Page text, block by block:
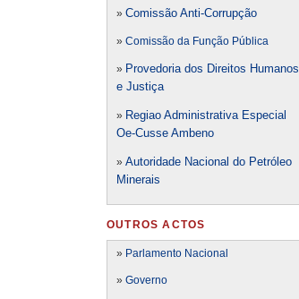
» Comissão Anti-Corrupção
» Comissão da Função Pública
» Provedoria dos Direitos Humanos
e Justiça
» Regiao Administrativa Especial
Oe-Cusse Ambeno
» Autoridade Nacional do Petróleo
Minerais
OUTROS ACTOS
» Parlamento Nacional
» Governo